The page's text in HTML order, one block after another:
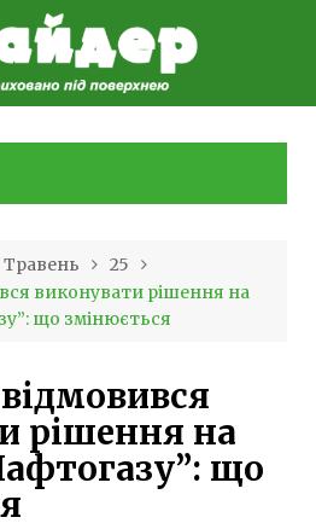
Травень
25
виконувати рішення на
що змінюється
рішення на
що